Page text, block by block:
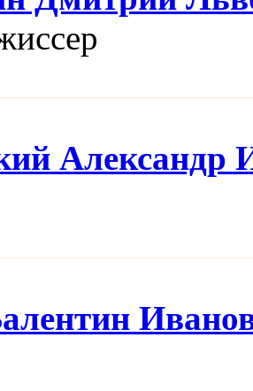
Александр